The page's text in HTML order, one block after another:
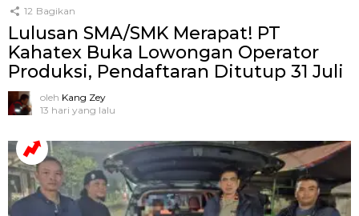
12 Bagikan
Lulusan SMA/SMK Merapat! PT
Kahatex Buka Lowongan Operator
Produksi, Pendaftaran Ditutup 31 Juli
oleh Kang Zey
13 hari yang lalu